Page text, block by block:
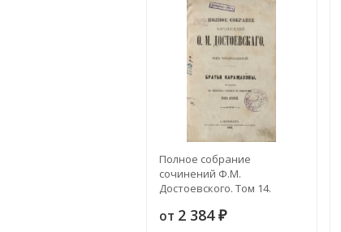
Полное собрание
сочинений Ф.М.
Достоевского. Том 14.
в четырех частях с
от 2 384 ₽